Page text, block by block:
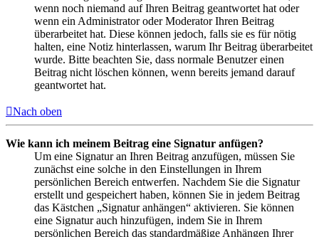
wenn noch niemand auf Ihren Beitrag geantwortet hat oder
wenn ein Administrator oder Moderator Ihren Beitrag
überarbeitet hat. Diese können jedoch, falls sie es für nötig
halten, eine Notiz hinterlassen, warum Ihr Beitrag überarbeitet
wurde. Bitte beachten Sie, dass normale Benutzer einen
Beitrag nicht löschen können, wenn bereits jemand darauf
geantwortet hat.
Nach oben
Wie kann ich meinem Beitrag eine Signatur anfügen?
Um eine Signatur an Ihren Beitrag anzufügen, müssen Sie
zunächst eine solche in den Einstellungen in Ihrem
persönlichen Bereich entwerfen. Nachdem Sie die Signatur
erstellt und gespeichert haben, können Sie in jedem Beitrag
das Kästchen „Signatur anhängen“ aktivieren. Sie können
eine Signatur auch hinzufügen, indem Sie in Ihrem
persönlichen Bereich das standardmäßige Anhängen Ihrer